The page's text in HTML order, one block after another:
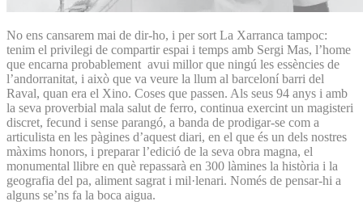
No ens cansarem mai de dir-ho, i per sort La Xarranca tampoc:
tenim el privilegi de compartir espai i temps amb Sergi Mas, l’home
que encarna probablement avui millor que ningú les essències de
l’andorranitat, i això que va veure la llum al barceloní barri del
Raval, quan era el Xino. Coses que passen. Als seus 94 anys i amb
la seva proverbial mala salut de ferro, continua exercint un magisteri
discret, fecund i sense parangó, a banda de prodigar-se com a
articulista en les pàgines d’aquest diari, en el que és un dels nostres
màxims honors, i preparar l’edició de la seva obra magna, el
monumental llibre en què repassarà en 300 làmines la història i la
geografia del pa, aliment sagrat i mil·lenari. Només de pensar-hi a
alguns se’ns fa la boca aigua.